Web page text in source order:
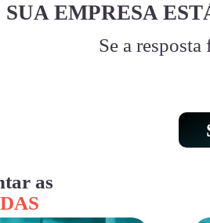
SUA EMPRESA
Se a resposta
as